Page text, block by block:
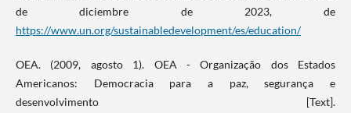
de diciembre de 2023, de
https://www.un.org/sustainabledevelopment/es/education/
OEA. (2009, agosto 1). OEA - Organização dos Estados
Americanos: Democracia para a paz, segurança e
desenvolvimento [Text].